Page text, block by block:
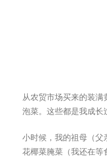
从农贸市场买来的装
泡菜。这些都是我成长
小时候，我的祖母（父
花椰菜腌菜（我还在